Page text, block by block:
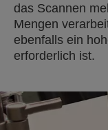
das Scannen
Mengen
ebenfalls ein
erforderlich ist.